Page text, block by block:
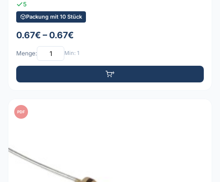
5
Packung mit 10 Stück
0.67€ – 0.67€
Menge: Min: 1
PDF